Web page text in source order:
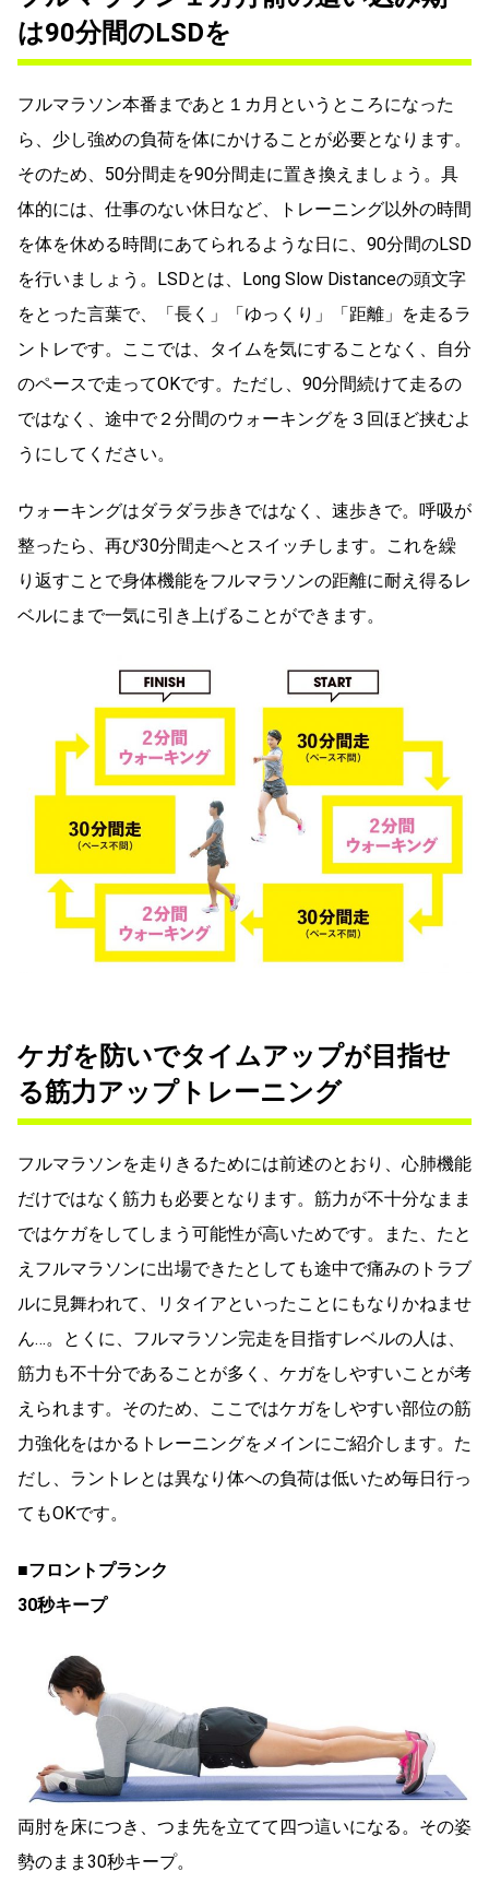
は90分間のLSDを
フルマラソン本番まであと１カ月というところになった
ら、少し強めの負荷を体にかけることが必要となります。
そのため、50分間走を90分間走に置き換えましょう。具
体的には、仕事のない休日など、トレーニング以外の時間
を体を休める時間にあてられるような日に、90分間のLSD
を行いましょう。LSDとは、Long Slow Distanceの頭文字
をとった言葉で、「長く」「ゆっくり」「距離」を走るラ
ントレです。ここでは、タイムを気にすることなく、自分
のペースで走ってOKです。ただし、90分間続けて走るの
ではなく、途中で２分間のウォーキングを３回ほど挟むよ
うにしてください。
ウォーキングはダラダラ歩きではなく、速歩きで。呼吸が
整ったら、再び30分間走へとスイッチします。これを繰
り返すことで身体機能をフルマラソンの距離に耐え得るレ
ベルにまで一気に引き上げることができます。
ケガを防いでタイムアップが目指せ
る筋力アップトレーニング
フルマラソンを走りきるためには前述のとおり、心肺機能
だけではなく筋力も必要となります。筋力が不十分なまま
ではケガをしてしまう可能性が高いためです。また、たと
えフルマラソンに出場できたとしても途中で痛みのトラブ
ルに見舞われて、リタイアといったことにもなりかねませ
ん…。とくに、フルマラソン完走を目指すレベルの人は、
筋力も不十分であることが多く、ケガをしやすいことが考
えられます。そのため、ここではケガをしやすい部位の筋
力強化をはかるトレーニングをメインにご紹介します。た
だし、ラントレとは異なり体への負荷は低いため毎日行っ
てもOKです。
■フロントプランク
30秒キープ
両肘を床につき、つま先を立てて四つ這いになる。その姿
勢のまま30秒キープ。